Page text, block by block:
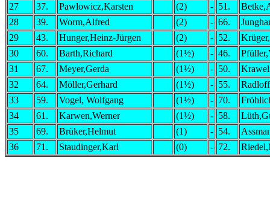
27
37. Pawlowicz,Karsten (2) - 51.
28
39. Worm,Alfred (2) - 66.
29
43. Hunger,Heinz-Jürgen (2) - 52.
30
60. Barth,Richard (1½) - 46.
31
67. Meyer,Gerda (1½) - 50.
32
64. Möller,Gerhard (1½) - 55.
33
59. Vogel, Wolfgang (1½) - 70.
34
61. Karwen,Werner (1½) - 58.
35
69. Brüker,Helmut (1) - 54.
36
71. Staudinger,Karl (0) - 72.